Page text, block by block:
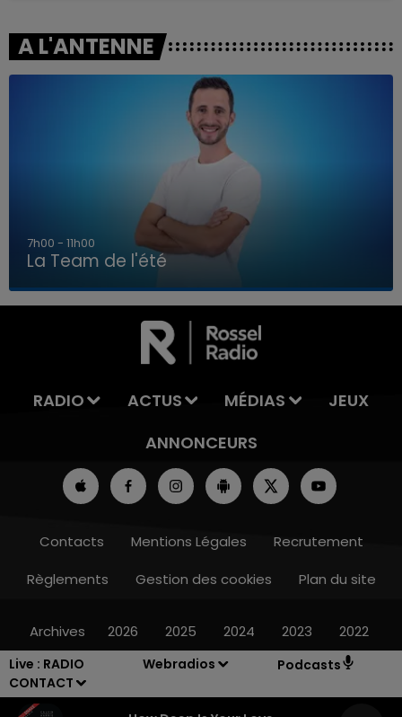
Live : RADIO
CONTACT
Webradios Podcasts
LA TEAM DE L'ÉTÉ
A L'ANTENNE
7h00 - 11h00
La Team de l'été
RADIO ACTUS MÉDIAS
JEUX
ANNONCEURS
Contacts Mentions Légales
Recrutement
Règlements
Gestion des cookies Plan du site
Archives 2026 2025 2024 2023 2022